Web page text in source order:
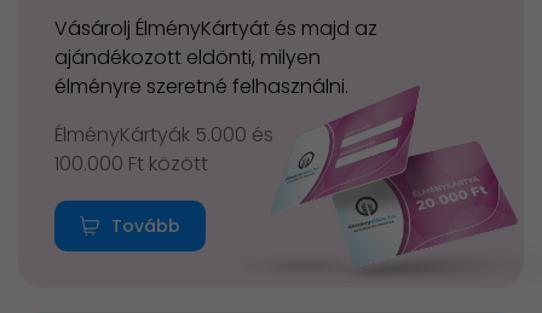
Vásárolj ÉlményKártyát és majd az
ajándékozott eldönti, milyen
élményre szeretné felhasználni.
ÉlményKártyák 5.000 és
100.000 Ft között
Tovább